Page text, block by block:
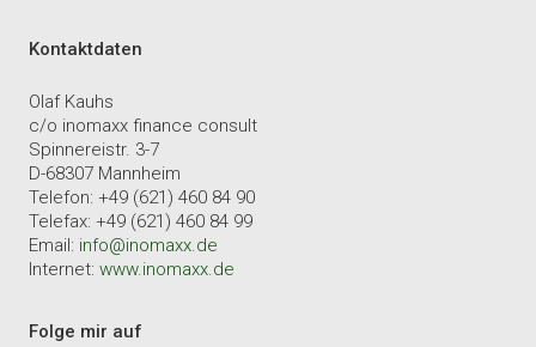
Kontaktdaten
Olaf Kauhs
c/o inomaxx finance consult
Spinnereistr. 3-7
D-68307 Mannheim
Telefon: +49 (621) 460 84 90
Telefax: +49 (621) 460 84 99
Email: info@inomaxx.de
Internet: www.inomaxx.de
Folge mir auf